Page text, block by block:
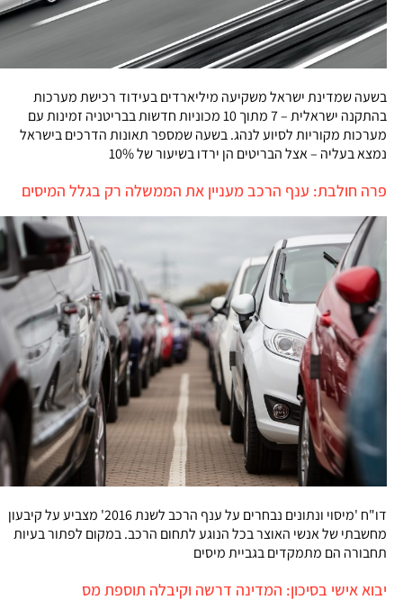
בשעה שמדינת ישראל משקיעה מיליארדים בעידוד רכישת מערכות
בהתקנה ישראלית – 7 מתוך 10 מכוניות חדשות בבריטניה זמינות עם
מערכות מקוריות לסיוע לנהג. בשעה שמספר תאונות הדרכים בישראל
נמצא בעליה – אצל הבריטים הן ירדו בשיעור של 10%
פרה חולבת: ענף הרכב מעניין את הממשלה רק בגלל המיסים
דו"ח 'מיסוי ונתונים נבחרים על ענף הרכב לשנת 2016' מצביע על קיבעון
מחשבתי של אנשי האוצר בכל הנוגע לתחום הרכב. במקום לפתור בעיות
תחבורה הם מתמקדים בגביית מיסים
יבוא אישי בסיכון: המדינה דרשה וקיבלה תוספת מס